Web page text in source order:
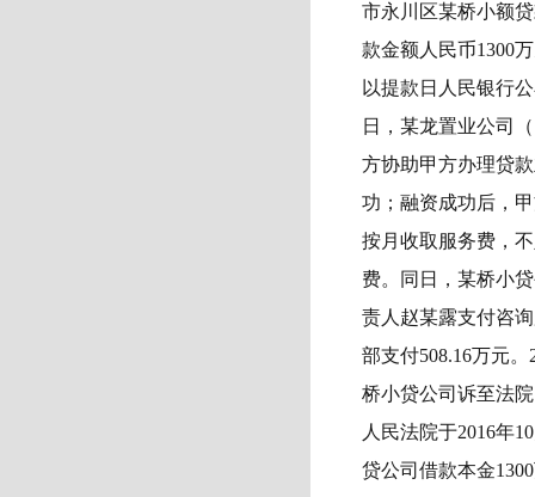
市永川区某桥小额
款金额人民币1300
以提款日人民银行
日，某龙置业公司
方协助甲方办理贷
功；融资成功后，
按月收取服务费，
费。同日，某桥小
责人赵某露支付咨
部支付508.16万元
桥小贷公司诉至法
人民法院于2016年
贷公司借款本金